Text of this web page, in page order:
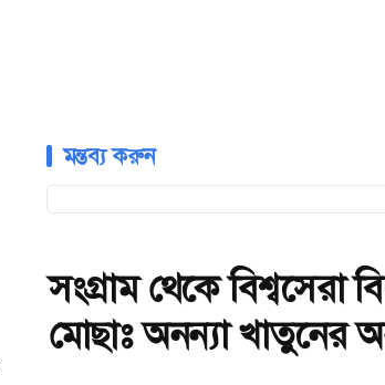
মন্তব্য করুন
সংগ্রাম থেকে বিশ্বসেরা
মোছাঃ অনন্যা খাতুনের